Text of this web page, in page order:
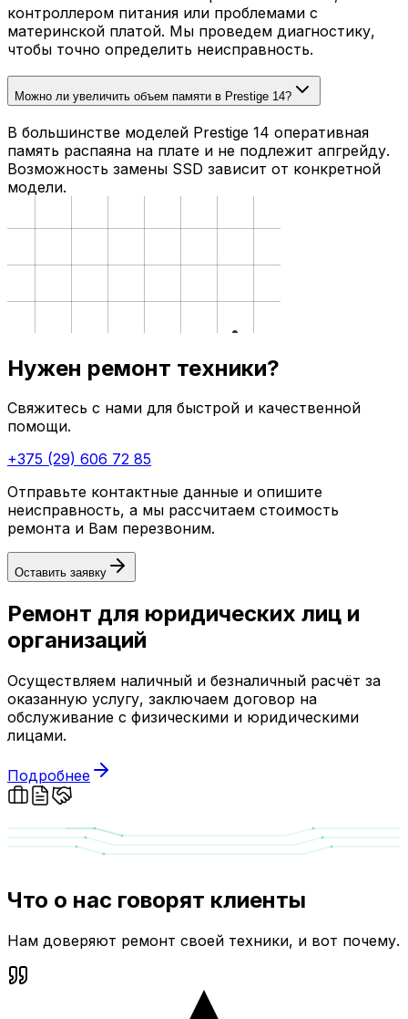
контроллером питания или проблемами с
материнской платой. Мы проведем диагностику,
чтобы точно определить неисправность.
Можно ли увеличить объем памяти в Prestige 14?
В большинстве моделей Prestige 14 оперативная
память распаяна на плате и не подлежит апгрейду.
Возможность замены SSD зависит от конкретной
модели.
Нужен ремонт техники?
Свяжитесь с нами для быстрой и качественной
помощи.
+375 (29) 606 72 85
Отправьте контактные данные и опишите
неисправность, а мы рассчитаем стоимость
ремонта и Вам перезвоним.
Оставить заявку
Ремонт для юридических лиц и
организаций
Осуществляем наличный и безналичный расчёт за
оказанную услугу, заключаем договор на
обслуживание с физическими и юридическими
лицами.
Подробнее
Что о нас говорят клиенты
Нам доверяют ремонт своей техники, и вот почему.